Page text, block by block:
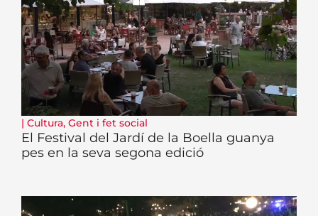
| Cultura, Gent i fet social
El Festival del Jardí de la Boella guanya
pes en la seva segona edició